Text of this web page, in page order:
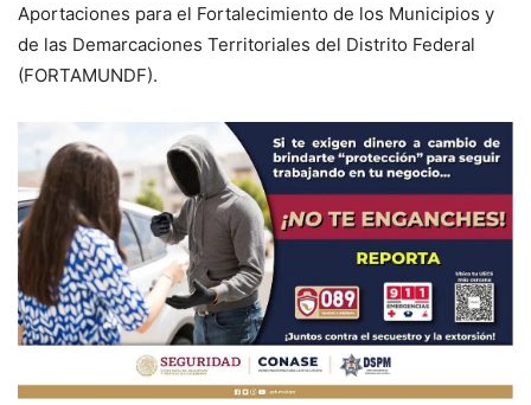
Aportaciones para el Fortalecimiento de los Municipios y
de las Demarcaciones Territoriales del Distrito Federal
(FORTAMUNDF).